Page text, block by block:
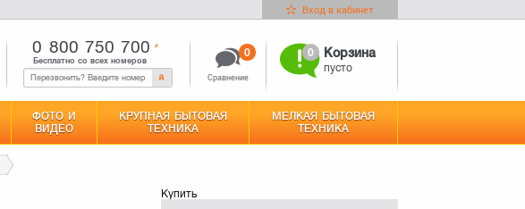
Вход в кабинет
0 800 750 700
Бесплатно со всех номеров
Сравнение
0 0 Корзина
пусто
ФОТО И
ВИДЕО
КРУПНАЯ БЫТОВАЯ
ТЕХНИКА
МЕЛКАЯ БЫТОВАЯ
ТЕХНИКА
Купить